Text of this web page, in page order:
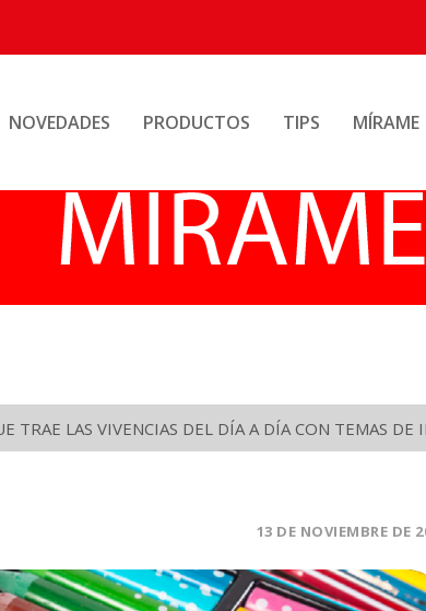
NOVEDADES PRODUCTOS TIPS MÍRAME
TRAE LAS VIVENCIAS DEL DÍA A DÍA CON TEMAS DE
13 DE NOVIEMBRE DE